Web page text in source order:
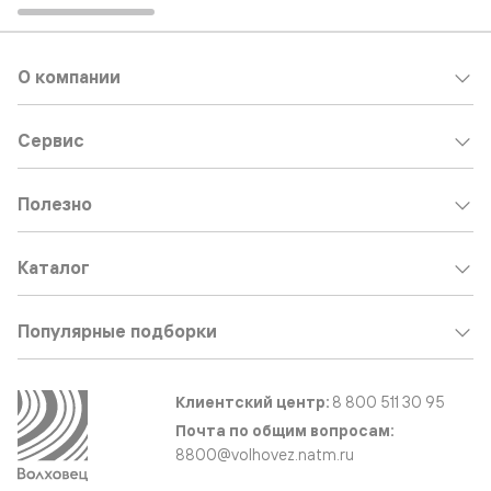
О компании
Сервис
Полезно
Каталог
Популярные подборки
Клиентский центр: 8 800 511 30 95
Почта по общим вопросам:
8800@volhovez.natm.ru